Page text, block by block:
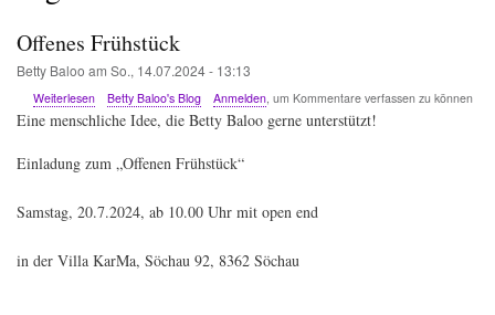
Offenes Frühstück
Betty Baloo am So., 14.07.2024 - 13:13
Weiterlesen über
Offenes
Betty Baloo's Blog Anmelden, um Kommentare verfassen zu können
Eine menschliche Idee, die Betty Baloo gerne unterstützt!
Einladung zum „Offenen Frühstück“
Samstag, 20.7.2024, ab 10.00 Uhr mit open end
in der Villa KarMa, Söchau 92, 8362 Söchau